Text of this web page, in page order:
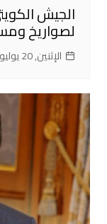
الجيش
لصواريخ
الإثنين, 20 يوليو 2026, 20:31